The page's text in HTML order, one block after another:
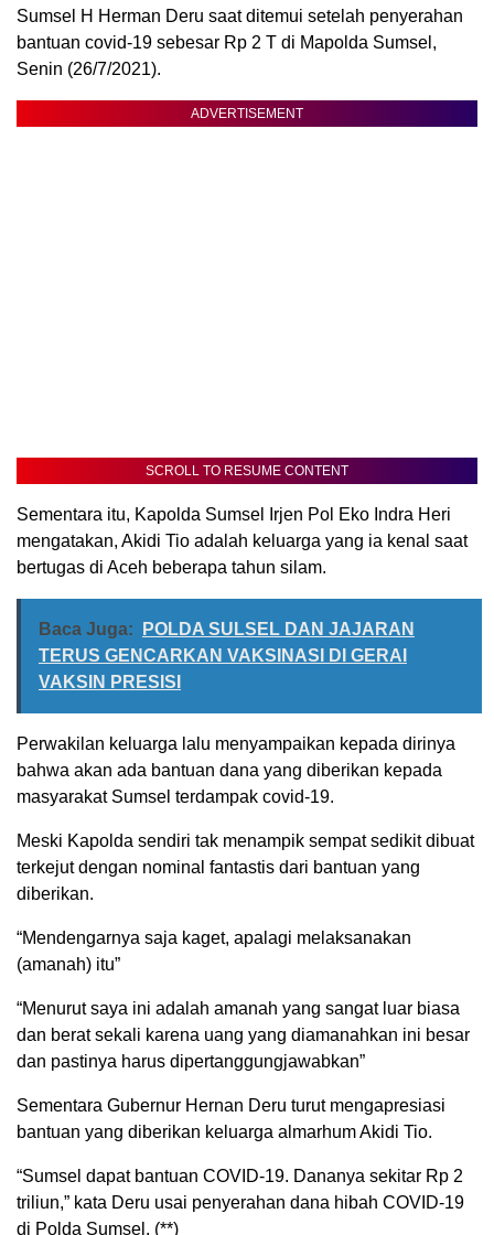
Sumsel H Herman Deru saat ditemui setelah penyerahan
bantuan covid-19 sebesar Rp 2 T di Mapolda Sumsel,
Senin (26/7/2021).
ADVERTISEMENT
SCROLL TO RESUME CONTENT
Sementara itu, Kapolda Sumsel Irjen Pol Eko Indra Heri
mengatakan, Akidi Tio adalah keluarga yang ia kenal saat
bertugas di Aceh beberapa tahun silam.
Baca Juga:
POLDA SULSEL DAN JAJARAN
TERUS GENCARKAN VAKSINASI DI GERAI
VAKSIN PRESISI
Perwakilan keluarga lalu menyampaikan kepada dirinya
bahwa akan ada bantuan dana yang diberikan kepada
masyarakat Sumsel terdampak covid-19.
Meski Kapolda sendiri tak menampik sempat sedikit dibuat
terkejut dengan nominal fantastis dari bantuan yang
diberikan.
“Mendengarnya saja kaget, apalagi melaksanakan
(amanah) itu”
“Menurut saya ini adalah amanah yang sangat luar biasa
dan berat sekali karena uang yang diamanahkan ini besar
dan pastinya harus dipertanggungjawabkan”
Sementara Gubernur Hernan Deru turut mengapresiasi
bantuan yang diberikan keluarga almarhum Akidi Tio.
“Sumsel dapat bantuan COVID-19. Dananya sekitar Rp 2
triliun,” kata Deru usai penyerahan dana hibah COVID-19
di Polda Sumsel. (**)